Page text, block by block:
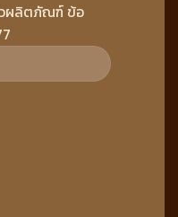
วผลิตภัณฑ์ ข้อ